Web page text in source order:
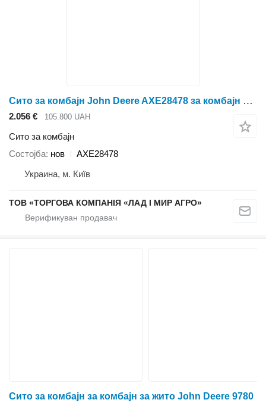
Сито за комбајн John Deere AXE28478 за комбајн за жито John Deere S650
2.056 € 105.800 UAH
Сито за комбајн
Состојба нов
AXE28478
Украина, м. Київ
ТОВ «ТОРГОВА КОМПАНІЯ «ЛАД І МИР АГРО»
Сито за комбајн за комбајн за жито John Deere 9780